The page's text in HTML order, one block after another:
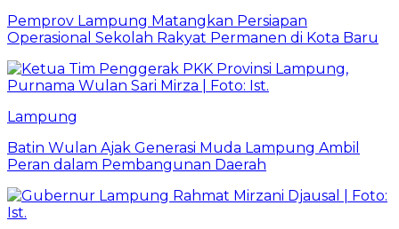
Pemprov Lampung Matangkan Persiapan
Operasional Sekolah Rakyat Permanen di Kota Baru
Lampung
Batin Wulan Ajak Generasi Muda Lampung Ambil
Peran dalam Pembangunan Daerah